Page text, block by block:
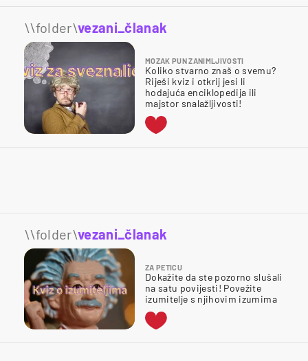
\\folder\vezani_članak
MOZAK PUN ZANIMLJIVOSTI
Koliko stvarno znaš o svemu?
Riješi kviz i otkrij jesi li
hodajuća enciklopedija ili
majstor snalažljivosti!
\\folder\vezani_članak
ZA PETICU
Dokažite da ste pozorno slušali
na satu povijesti! Povežite
izumitelje s njihovim izumima